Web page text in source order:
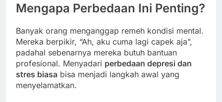
Mengapa Perbedaan Ini Penting?
Banyak orang menganggap remeh kondisi mental.
Mereka berpikir, “Ah, aku cuma lagi capek aja”,
padahal sebenarnya mereka butuh bantuan
profesional. Menyadari perbedaan depresi dan
stres biasa bisa menjadi langkah awal yang
menyelamatkan.